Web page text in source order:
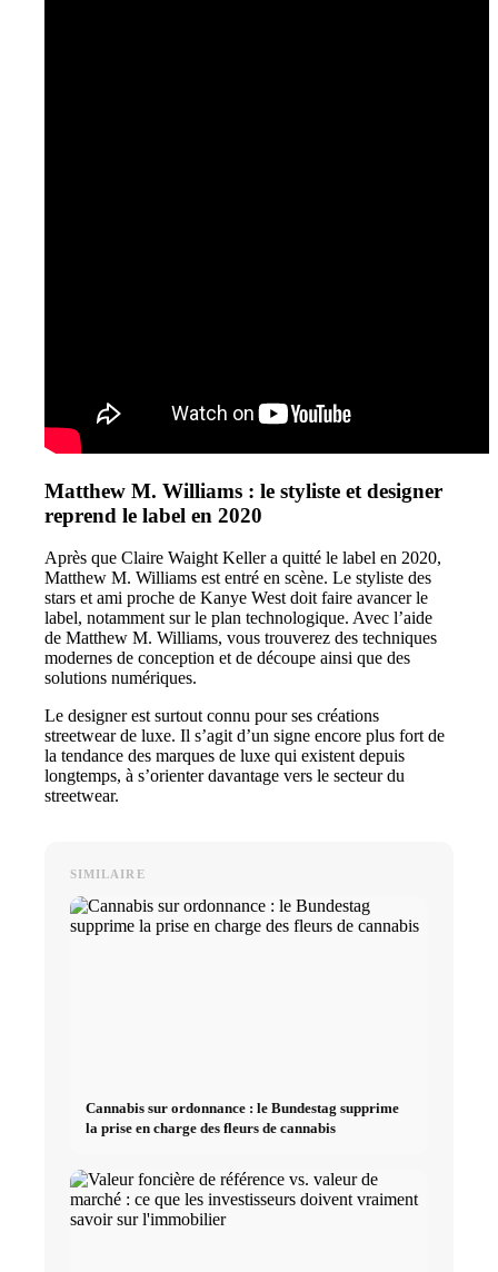
Matthew M. Williams : le styliste et designer
reprend le label en 2020
Après que Claire Waight Keller a quitté le label en 2020,
Matthew M. Williams est entré en scène. Le styliste des
stars et ami proche de Kanye West doit faire avancer le
label, notamment sur le plan technologique. Avec l’aide
de Matthew M. Williams, vous trouverez des techniques
modernes de conception et de découpe ainsi que des
solutions numériques.
Le designer est surtout connu pour ses créations
streetwear de luxe. Il s’agit d’un signe encore plus fort de
la tendance des marques de luxe qui existent depuis
longtemps, à s’orienter davantage vers le secteur du
streetwear.
SIMILAIRE
Cannabis sur ordonnance : le Bundestag supprime
la prise en charge des fleurs de cannabis